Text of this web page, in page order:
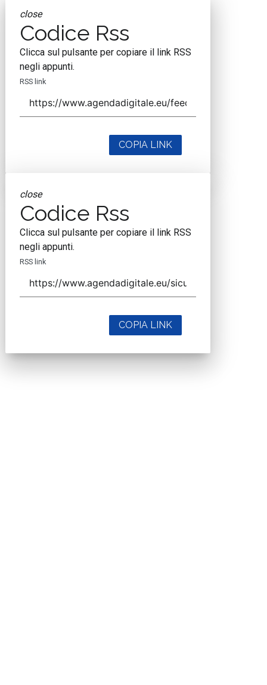
close
Codice Rss
Clicca sul pulsante per copiare il link RSS
negli appunti.
RSS link
COPIA LINK
close
Codice Rss
Clicca sul pulsante per copiare il link RSS
negli appunti.
RSS link
COPIA LINK